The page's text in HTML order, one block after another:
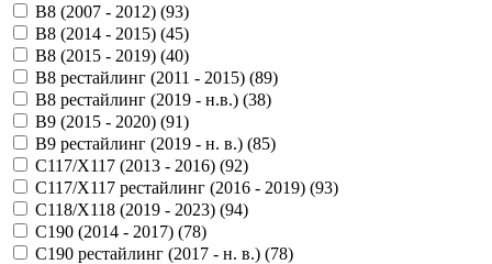
B8 (2007 - 2012) (93)
B8 (2014 - 2015) (45)
B8 (2015 - 2019) (40)
B8 рестайлинг (2011 - 2015) (89)
B8 рестайлинг (2019 - н.в.) (38)
B9 (2015 - 2020) (91)
B9 рестайлинг (2019 - н. в.) (85)
C117/X117 (2013 - 2016) (92)
C117/X117 рестайлинг (2016 - 2019) (93)
C118/X118 (2019 - 2023) (94)
C190 (2014 - 2017) (78)
C190 рестайлинг (2017 - н. в.) (78)